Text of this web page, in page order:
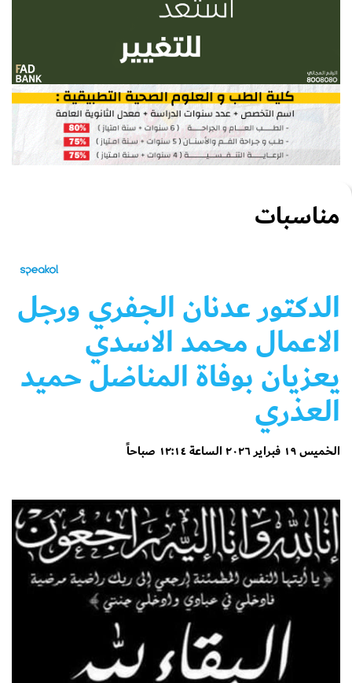
مناسبات
الدكتور عدنان الجفري ورجل
الاعمال محمد الاسدي
يعزيان بوفاة المناضل حميد
العذري
الخميس ١٩ فبراير ٢٠٢٦ الساعة ١٢:١٤ صباحاً